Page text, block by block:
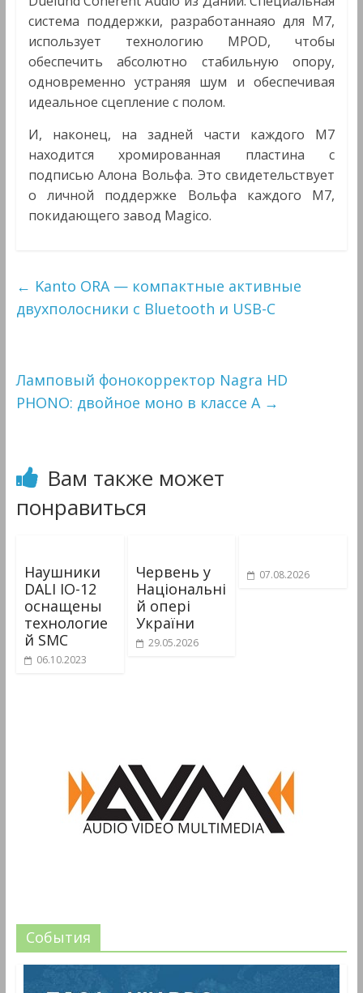
система поддержки, разработаннаяо для M7,
использует технологию MPOD, чтобы
обеспечить абсолютно стабильную опору,
одновременно устраняя шум и обеспечивая
идеальное сцепление с полом.
И, наконец, на задней части каждого M7
находится хромированная пластина с
подписью Алона Вольфа. Это свидетельствует
о личной поддержке Вольфа каждого M7,
покидающего завод Magico.
← Kanto ORA — компактные активные
двухполосники с Bluetooth и USB-C
Ламповый фонокорректор Nagra HD
PHONO: двойное моно в классе А →
Вам также может
понравиться
Наушники
DALI IO-12
оснащены
технологие
й SMC
06.10.2023
Червень у
Національні
й опері
України
29.05.2026
07.08.2026
События